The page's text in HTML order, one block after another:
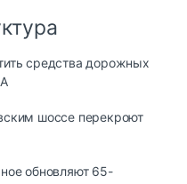
средства дорожных
шоссе перекроют
обновляют 65-